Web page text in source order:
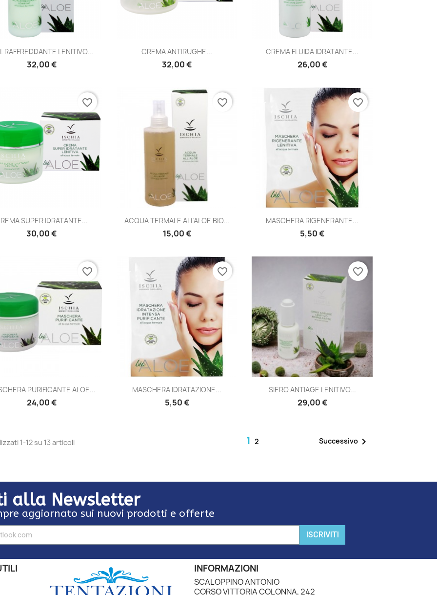
Anteprima
RAFFREDDANTE LENITIVO...
32,00 €
Anteprima
CREMA ANTIRUGHE...
32,00 €
 Anteprima
CREMA FLUIDA IDRATANTE...
26,00 €
 Anteprima
SUPER IDRATANTE...
30,00 €
favorite_border
Anteprima
ACQUA TERMALE ALL'ALOE BIO...
15,00 €
favorite_border
Anteprima
MASCHERA RIGENERANTE...
5,50 €
favorite_border
 Anteprima
PURIFICANTE ALOE...
24,00 €
favorite_border
Anteprima
MASCHERA IDRATAZIONE...
5,50 €
favorite_border
Anteprima
SIERO ANTIAGE LENITIVO...
29,00 €
favorite_border
1-12 su 13 articoli 1 2 Successivo
alla Newsletter
aggiornato sui nuovi prodotti e offerte
ISCRIVITI
INFORMAZIONI
SCALOPPINO ANTONIO
CORSO VITTORIA COLONNA, 242